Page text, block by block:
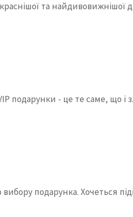
та найдивовижнішої
подарунки - це те саме, що
подарунка. Хочеться